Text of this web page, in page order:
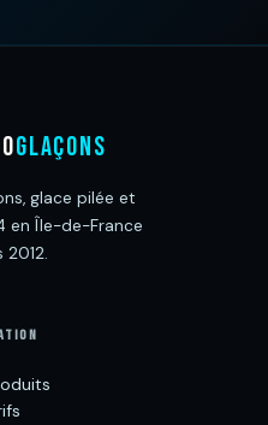
GLAÇONS
glace pilée et
en Île-de-France
2012.